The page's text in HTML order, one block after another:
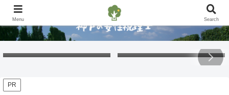
Free Gift – Kuma’s
「くまちゃんポストカード」
PR
Menu Search